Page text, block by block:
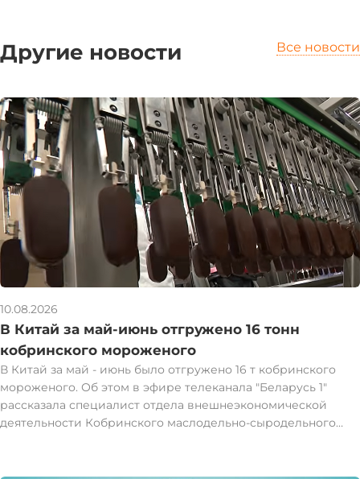
Другие новости Все новости
10.08.2026
В Китай за май-июнь отгружено 16 тонн
кобринского мороженого
В Китай за май - июнь было отгружено 16 т кобринского
мороженого. Об этом в эфире телеканала "Беларусь 1"
рассказала специалист отдела внешнеэкономической
деятельности Кобринского маслодельно-сыродельного
сливочное мороженое. "Они любят экзотические вкусы, но